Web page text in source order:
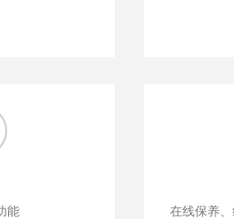
能 在线保养